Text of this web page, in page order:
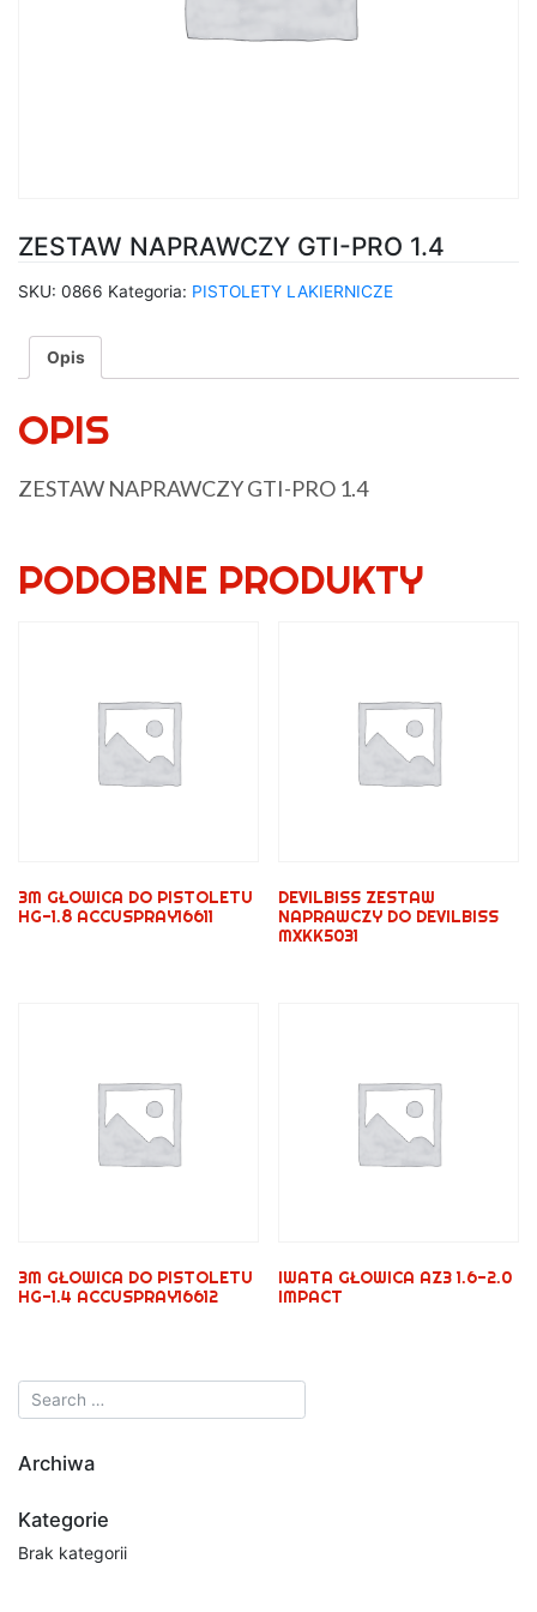
ZESTAW NAPRAWCZY GTI-PRO 1.4
SKU: 0866 Kategoria: PISTOLETY LAKIERNICZE
Opis
OPIS
ZESTAW NAPRAWCZY GTI-PRO 1.4
PODOBNE PRODUKTY
3M GŁOWICA DO PISTOLETU
HG-1.8 ACCUSPRAY16611
DEVILBISS ZESTAW
NAPRAWCZY DO DEVILBISS
MXKK5031
3M GŁOWICA DO PISTOLETU
HG-1.4 ACCUSPRAY16612
IWATA GŁOWICA AZ3 1.6-2.0
IMPACT
Archiwa
Kategorie
Brak kategorii